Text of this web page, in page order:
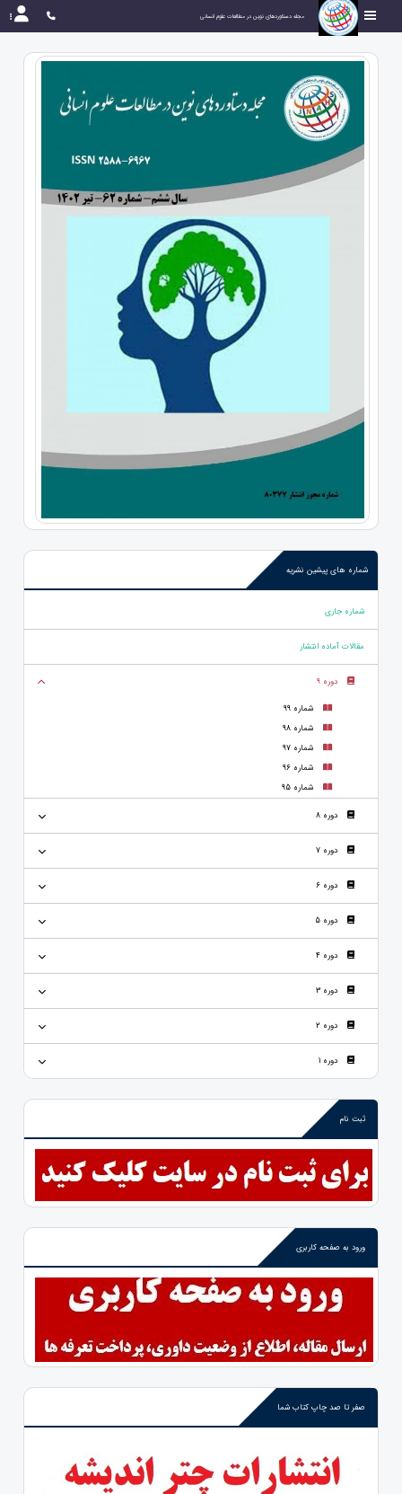
مجله دستاوردهای نوین در مطالعات علوم انسانی
شماره های پیشین نشریه
شماره جاری
مقالات آماده انتشار
دوره 9
شماره 99
شماره 98
شماره 97
شماره 96
شماره 95
دوره 8
دوره 7
دوره 6
دوره 5
دوره 4
دوره 3
دوره 2
دوره 1
ثبت نام
ورود به صفحه کاربری
صفر تا صد چاپ کتاب شما